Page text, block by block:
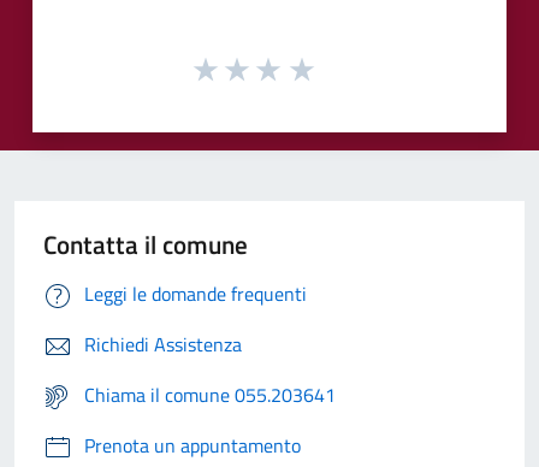
Contatta il comune
Leggi le domande frequenti
Richiedi Assistenza
Chiama il comune 055.203641
Prenota un appuntamento